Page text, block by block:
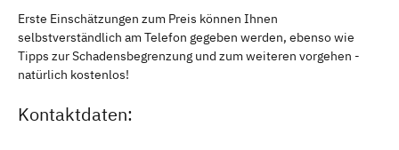
Erste Einschätzungen zum Preis können Ihnen
selbstverständlich am Telefon gegeben werden, ebenso wie
Tipps zur Schadensbegrenzung und zum weiteren vorgehen -
natürlich kostenlos!
Kontaktdaten: